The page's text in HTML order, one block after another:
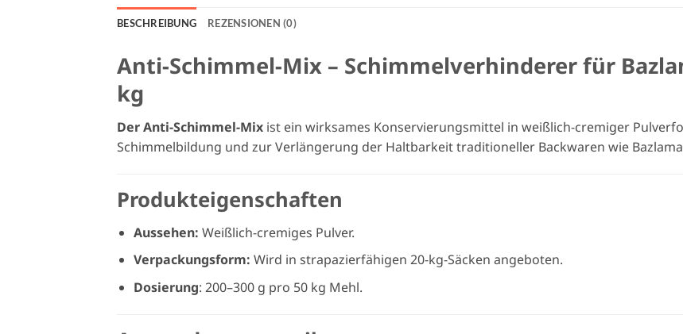
BESCHREIBUNG REZENSIONEN (0)
Anti-Schimmel-Mix – Schimmelverhinderer für
kg
Der Anti-Schimmel-Mix ist ein wirksames Konservierungsmittel in weißlich-cremiger
Schimmelbildung und zur Verlängerung der Haltbarkeit traditioneller Backwaren wie
Produkteigenschaften
Aussehen: Weißlich-cremiges Pulver.
Verpackungsform: Wird in strapazierfähigen 20-kg-Säcken angeboten.
Dosierung: 200–300 g pro 50 kg Mehl.